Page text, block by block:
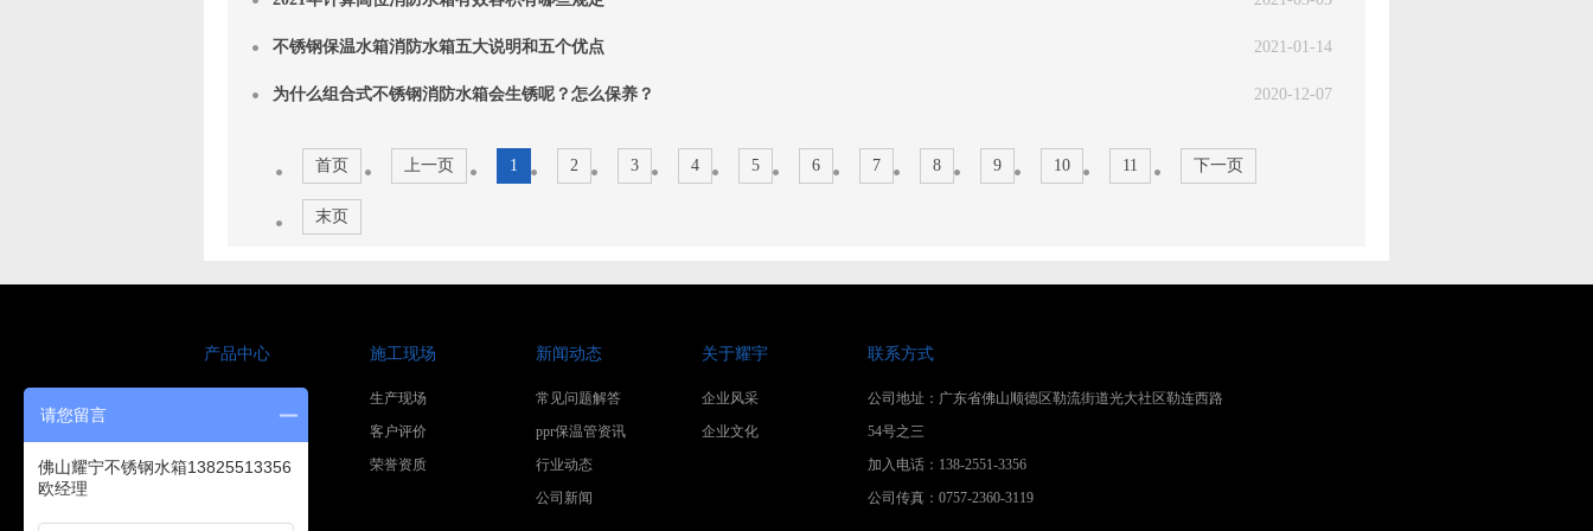
2021-01-14
不锈钢保温水箱消防水箱五大说明和五个优点
2020-12-07
为什么组合式不锈钢消防水箱会生锈呢？怎么保养？
首页 上一页 1 2 3 4 5 6 7 8 9 10 11 下一页
末页
产品中心
卧式不锈钢水箱
施工现场
生产现场
客户评价
荣誉资质
新闻动态
常见问题解答
ppr保温管资讯
行业动态
公司新闻
关于耀宇
企业风采
企业文化
联系方式
公司地址：广东省佛山顺德区勒流街道光大社区勒连西路
54号之三
加入电话：138-2551-3356
公司传真：0757-2360-3119
请您留言
佛山耀宁不锈钢水箱13825513356
欧经理